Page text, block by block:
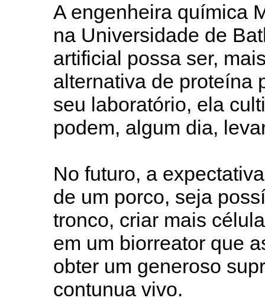
A engenheira química
na Universidade de
artificial possa ser,
alternativa de proteína
seu laboratório, ela
podem, algum dia,
No futuro, a
de um porco, seja
tronco, criar mais
em um biorreator que
obter um generoso
contunua vivo.